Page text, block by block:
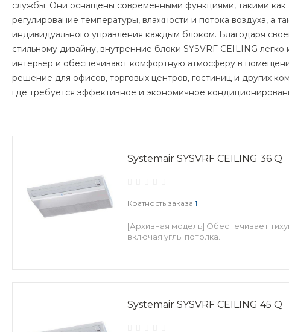
службы. Они оснащены современными функциями, такими как
регулирование температуры, влажности и потока воздуха, а
индивидуального управления каждым блоком. Благодаря
стильному дизайну, внутренние блоки SYSVRF CEILING
интерьер и обеспечивают комфортную атмосферу в
решение для офисов, торговых центров, гостиниц и других
где требуется эффективное и экономичное
Systemair SYSVRF CEILING 36 Q
Кратность заказа 1
[Архивная модель] Обеспечивает
включая углы потолка.
Systemair SYSVRF CEILING 45 Q